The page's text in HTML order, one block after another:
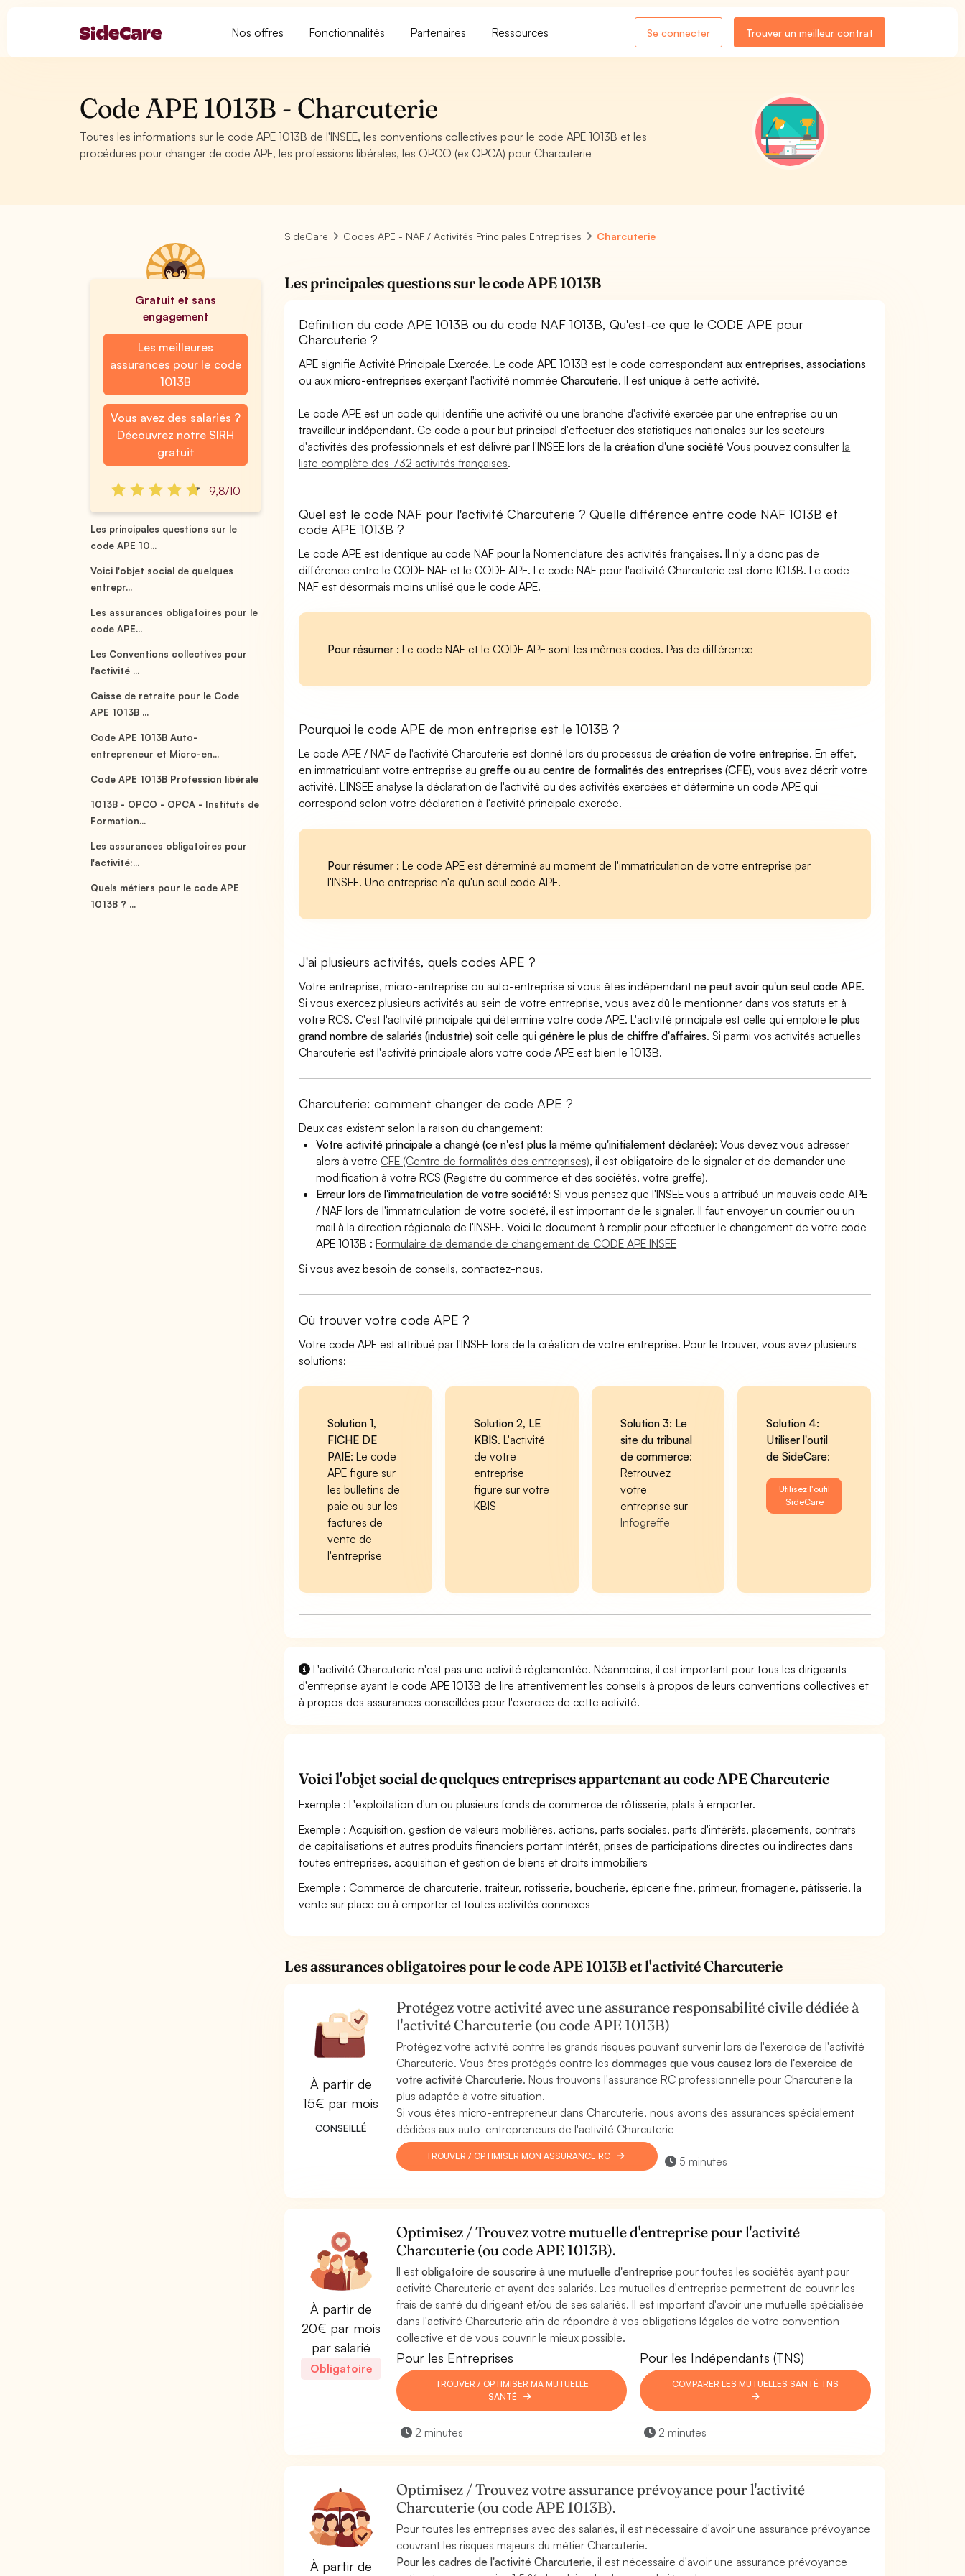
Nos offres Fonctionnalités Partenaires Ressources Se connecter Trouver un meilleur contrat
Code APE 1013B - Charcuterie
Toutes les informations sur le code APE 1013B de l'INSEE, les conventions collectives pour le code APE 1013B et les
procédures pour changer de code APE, les professions libérales, les OPCO (ex OPCA) pour Charcuterie
Gratuit et sans
engagement
Les meilleures
assurances pour le code
1013B
Vous avez des salariés ?
Découvrez notre SIRH
gratuit
9,8/10
Les principales questions sur le
code APE 10...
Voici l'objet social de quelques
entrepr...
Les assurances obligatoires pour le
code APE...
Les Conventions collectives pour
l'activité ...
Caisse de retraite pour le Code
APE 1013B ...
Code APE 1013B Auto-
entrepreneur et Micro-en...
Code APE 1013B Profession libérale
1013B - OPCO - OPCA - Instituts de
Formation...
Les assurances obligatoires pour
l'activité:...
Quels métiers pour le code APE
1013B ? ...
SideCare Codes APE - NAF / Activités Principales Entreprises Charcuterie
Les principales questions sur le code APE 1013B
Définition du code APE 1013B ou du code NAF 1013B, Qu'est-ce que le CODE APE pour
Charcuterie ?
APE signifie Activité Principale Exercée. Le code APE 1013B est le code correspondant auxentreprises,associations
ou auxmicro-entreprises exerçant l'activité nomméeCharcuterie. Il estunique à cette activité.
Le code APE est un code qui identifie une activité ou une branche d'activité exercée par une entreprise ou un
travailleur indépendant. Ce code a pour but principal d'effectuer des statistiques nationales sur les secteurs
d'activités des professionnels et est délivré par l'INSEE lors dela création d'une société Vous pouvez consulterla
liste complète des 732 activités françaises.
Quel est le code NAF pour l'activité Charcuterie ? Quelle différence entre code NAF 1013B et
code APE 1013B ?
Le code APE est identique au code NAF pour la Nomenclature des activités françaises. Il n'y a donc pas de
différence entre le CODE NAF et le CODE APE. Le code NAF pour l'activité Charcuterie est donc 1013B. Le code
NAF est désormais moins utilisé que le code APE.
Pour résumer : Le code NAF et le CODE APE sont les mêmes codes. Pas de différence
Pourquoi le code APE de mon entreprise est le 1013B ?
Le code APE / NAF de l'activité Charcuterie est donné lors du processus decréation de votre entreprise. En effet,
en immatriculant votre entreprise augreffe ou au centre de formalités des entreprises (CFE), vous avez décrit votre
activité. L'INSEE analyse la déclaration de l'activité ou des activités exercées et détermine un code APE qui
correspond selon votre déclaration à l'activité principale exercée.
Pour résumer : Le code APE est déterminé au moment de l'immatriculation de votre entreprise par
l'INSEE. Une entreprise n'a qu'un seul code APE.
J'ai plusieurs activités, quels codes APE ?
Votre entreprise, micro-entreprise ou auto-entreprise si vous êtes indépendantne peut avoir qu'un seul code APE.
Si vous exercez plusieurs activités au sein de votre entreprise, vous avez dû le mentionner dans vos statuts et à
votre RCS. C'est l'activité principale qui détermine votre code APE. L'activité principale est celle qui emploiele plus
grand nombre de salariés (industrie) soit celle quigénère le plus de chiffre d'affaires. Si parmi vos activités actuelles
Charcuterie est l'activité principale alors votre code APE est bien le 1013B.
Charcuterie: comment changer de code APE ?
Deux cas existent selon la raison du changement:
Votre activité principale a changé (ce n'est plus la même qu'initialement déclarée): Vous devez vous adresser
alors à votre CFE (Centre de formalités des entreprises), il est obligatoire de le signaler et de demander une
modification à votre RCS (Registre du commerce et des sociétés, votre greffe).
Erreur lors de l'immatriculation de votre société:Si vous pensez que l'INSEE vous a attribué un mauvais code APE
/ NAF lors de l'immatriculation de votre société, il est important de le signaler. Il faut envoyer un courrier ou un
mail à la direction régionale de l'INSEE. Voici le document à remplir pour effectuer le changement de votre code
APE 1013B :Formulaire de demande de changement de CODE APE INSEE
Si vous avez besoin de conseils, contactez-nous.
Où trouver votre code APE ?
Votre code APE est attribué par l'INSEE lors de la création de votre entreprise. Pour le trouver, vous avez plusieurs
solutions:
Solution 1,
FICHE DE
PAIE: Le code
APE figure sur
les bulletins de
paie ou sur les
factures de
vente de
l'entreprise
Solution 2, LE
KBIS. L'activité
de votre
entreprise
figure sur votre
KBIS
Solution 3: Le
site du tribunal
de commerce:
Retrouvez
votre
entreprise sur
Infogreffe
Solution 4:
Utiliser l'outil
de SideCare:
Utilisez l'outil
SideCare
L'activité Charcuterie n'est pas une activité réglementée. Néanmoins, il est important pour tous les dirigeants
d'entreprise ayant le code APE 1013B de lire attentivement les conseils à propos de leurs conventions collectives et
à propos des assurances conseillées pour l'exercice de cette activité.
Voici l'objet social de quelques entreprises appartenant au code APE Charcuterie
Exemple : L'exploitation d'un ou plusieurs fonds de commerce de rôtisserie, plats à emporter.
Exemple : Acquisition, gestion de valeurs mobilières, actions, parts sociales, parts d'intérêts, placements, contrats
de capitalisations et autres produits financiers portant intérêt, prises de participations directes ou indirectes dans
toutes entreprises, acquisition et gestion de biens et droits immobiliers
Exemple : Commerce de charcuterie, traiteur, rotisserie, boucherie, épicerie fine, primeur, fromagerie, pâtisserie, la
vente sur place ou à emporter et toutes activités connexes
Les assurances obligatoires pour le code APE 1013B et l'activité Charcuterie
À partir de
15€ par mois
CONSEILLÉ
Protégez votre activité avec une assurance responsabilité civile dédiée à
l'activité Charcuterie (ou code APE 1013B)
Protégez votre activité contre les grands risques pouvant survenir lors de l'exercice de l'activité
Charcuterie. Vous êtes protégés contre les dommages que vous causez lors de l'exercice de
votre activité Charcuterie. Nous trouvons l'assurance RC professionnelle pour Charcuterie la
plus adaptée à votre situation.
Si vous êtes micro-entrepreneur dans Charcuterie, nous avons des assurances spécialement
dédiées aux auto-entrepreneurs de l'activité Charcuterie
TROUVER / OPTIMISER MON ASSURANCE RC 5 minutes
À partir de
20€ par mois
par salarié
Obligatoire
Optimisez / Trouvez votre mutuelle d'entreprise pour l'activité
Charcuterie (ou code APE 1013B).
Il est obligatoire de souscrire à une mutuelle d'entreprise pour toutes les sociétés ayant pour
activité Charcuterie et ayant des salariés. Les mutuelles d'entreprise permettent de couvrir les
frais de santé du dirigeant et/ou de ses salariés. Il est important d'avoir une mutuelle spécialisée
dans l'activité Charcuterie afin de répondre à vos obligations légales de votre convention
collective et de vous couvrir le mieux possible.
Pour les Entreprises
TROUVER / OPTIMISER MA MUTUELLE
SANTÉ
2 minutes
Pour les Indépendants (TNS)
COMPARER LES MUTUELLES SANTÉ TNS
2 minutes
À partir de
Optimisez / Trouvez votre assurance prévoyance pour l'activité
Charcuterie (ou code APE 1013B).
Pour toutes les entreprises avec des salariés, il est nécessaire d'avoir une assurance prévoyance
couvrant les risques majeurs du métier Charcuterie.
Pour les cadres de l'activité Charcuterie, il est nécessaire d'avoir une assurance prévoyance